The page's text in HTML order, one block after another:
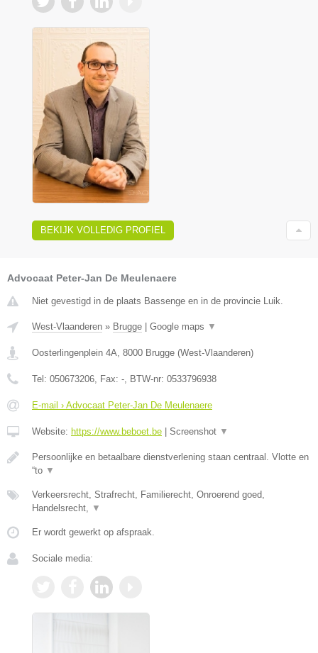
BEKIJK VOLLEDIG PROFIEL
Advocaat Peter-Jan De Meulenaere
Niet gevestigd in de plaats Bassenge en in de provincie Luik.
West-Vlaanderen » Brugge Google maps ▼
Oosterlingenplein 4A 8000 Brugge (West-Vlaanderen)
Tel: 050673206 , Fax: - , BTW-nr: 0533796938
E-mail › Advocaat Peter-Jan De Meulenaere
Website: https://www.beboet.be Screenshot ▼
Persoonlijke en betaalbare dienstverlening staan centraal. Vlotte en
“to ▼
Verkeersrecht, Strafrecht, Familierecht, Onroerend goed,
Handelsrecht,
▼
Er wordt gewerkt op afspraak.
Sociale media: